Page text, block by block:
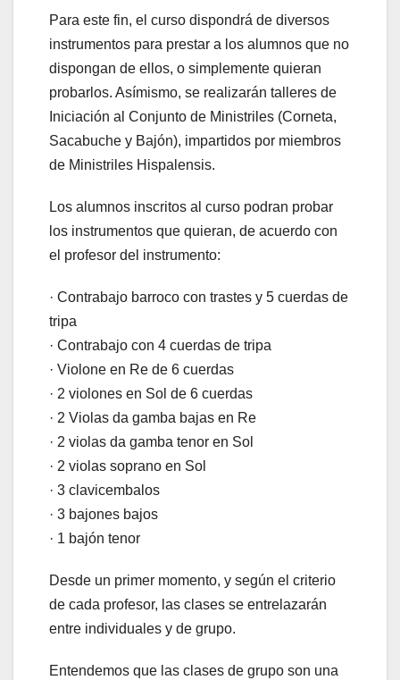
Para este fin, el curso dispondrá de diversos
instrumentos para prestar a los alumnos que no
dispongan de ellos, o simplemente quieran
probarlos. Asímismo, se realizarán talleres de
Iniciación al Conjunto de Ministriles (Corneta,
Sacabuche y Bajón), impartidos por miembros
de Ministriles Hispalensis.
Los alumnos inscritos al curso podran probar
los instrumentos que quieran, de acuerdo con
el profesor del instrumento:
· Contrabajo barroco con trastes y 5 cuerdas de
tripa
· Contrabajo con 4 cuerdas de tripa
· Violone en Re de 6 cuerdas
· 2 violones en Sol de 6 cuerdas
· 2 Violas da gamba bajas en Re
· 2 violas da gamba tenor en Sol
· 2 violas soprano en Sol
· 3 clavicembalos
· 3 bajones bajos
· 1 bajón tenor
Desde un primer momento, y según el criterio
de cada profesor, las clases se entrelazarán
entre individuales y de grupo.
Entendemos que las clases de grupo son una